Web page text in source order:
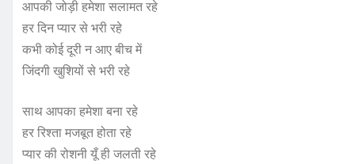
आपकी जोड़ी हमेशा सलामत रहे
हर दिन प्यार से भरी रहे
कभी कोई दूरी न आए बीच में
जिंदगी खुशियों से भरी रहे
साथ आपका हमेशा बना रहे
हर रिश्ता मजबूत होता रहे
प्यार की रोशनी यूँ ही जलती रहे